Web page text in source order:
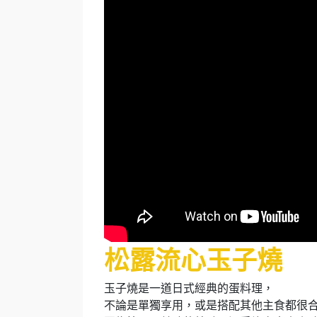
松露流心玉子燒
玉子燒是一道日式經典的蛋料理，
不論是單獨享用，或是搭配其他主食都很